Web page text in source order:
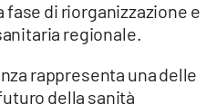
di riorganizzazione e
regionale.
rappresenta una delle
della sanità